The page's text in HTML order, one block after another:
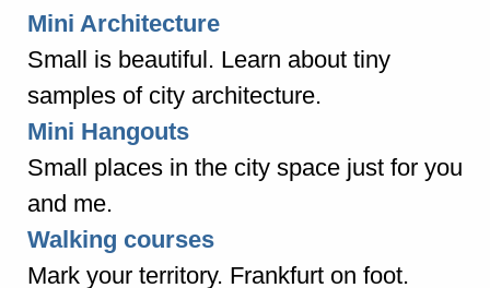
Mini Architecture
Small is beautiful. Learn about tiny
samples of city architecture.
Mini Hangouts
Small places in the city space just for you
and me.
Walking courses
Mark your territory. Frankfurt on foot.